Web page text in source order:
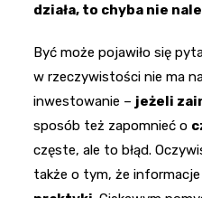
działa, to chyba nie
Być może pojawiło się
w rzeczywistości nie ma
inwestowanie – jeżeli
sposób też zapomnieć o
częste, ale to błąd.
także o tym, że